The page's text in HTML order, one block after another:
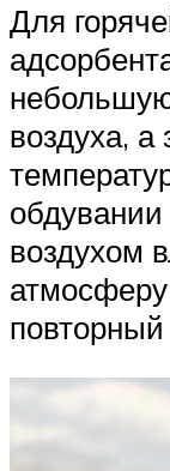
Для
воздуха, а
воздухом